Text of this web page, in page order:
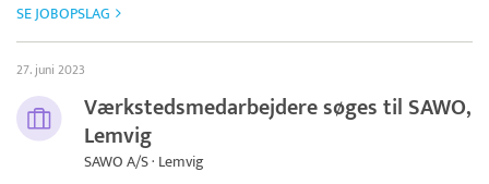
SE JOBOPSLAG
27. juni 2023
Værkstedsmedarbejdere søges til SAWO,
Lemvig
SAWO A/S · Lemvig